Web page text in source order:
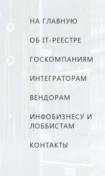
НА ГЛАВНУЮ
ОБ IT-РЕЕСТРЕ
ГОСКОМПАНИЯМ
ИНТЕГРАТОРАМ
ВЕНДОРАМ
ИНФОБИЗНЕСУ И
ЛОББИСТАМ
КОНТАКТЫ